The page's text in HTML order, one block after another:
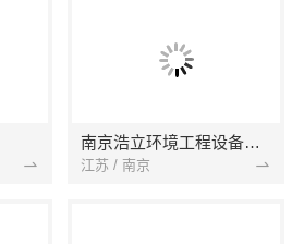
南京浩立环境工程设备有限公司
江苏 / 南京